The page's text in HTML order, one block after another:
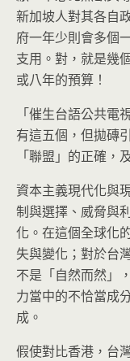
新加坡人對其各自
府一年少則會多個
支用。對，就是幾
或八年的預算！
「催生台語公共電
有這五個，但拋磚
「聯盟」的正確，
資本主義現代化與
制與選擇、威脅與
化。在這個全球化
失與變化；對於台
不是「自然而然」
力當中的不恰當成
成。
假使對比香港，台